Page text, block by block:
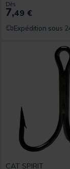
Dès
7,49 €
Expédition sous
CAT SPIRIT